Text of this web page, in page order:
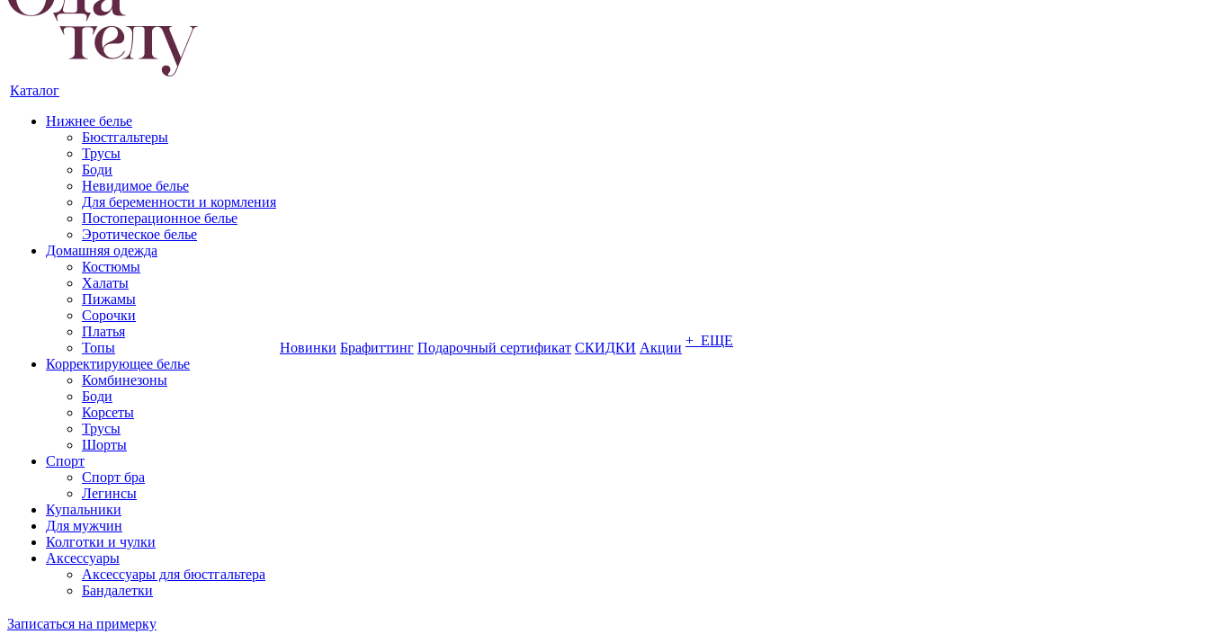
Каталог
Нижнее белье
Бюстгальтеры
Трусы
Боди
Невидимое белье
Для беременности и кормления
Постоперационное белье
Эротическое белье
Домашняя одежда
Костюмы
Халаты
Пижамы
Сорочки
Платья
Топы
Корректирующее белье
Комбинезоны
Боди
Корсеты
Трусы
Шорты
Спорт
Спорт бра
Легинсы
Купальники
Для мужчин
Колготки и чулки
Аксессуары
Аксессуары для бюстгальтера
Бандалетки
Новинки Брафиттинг Подарочный сертификат СКИДКИ Акции + ЕЩЕ
Записаться на примерку